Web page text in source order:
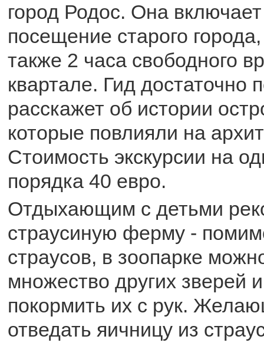
город Родос. Она
посещение старого
также 2 часа свободного
квартале. Гид достаточно
расскажет об истории
которые повлияли на
Стоимость экскурсии на
порядка 40 евро.
Отдыхающим с детьми
страусиную ферму -
страусов, в зоопарке
множество других зверей
покормить их с рук.
отведать яичницу из